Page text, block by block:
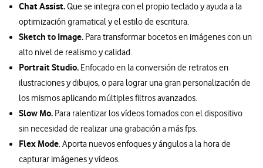
Chat Assist.Que se integra con el propio teclado y ayuda a la
optimización gramatical y el estilo de escritura.
Sketch to Image. Para transformar bocetos en imágenes con un
alto nivel de realismo y calidad.
Portrait Studio. Enfocado en la conversión de retratos en
ilustraciones y dibujos, o para lograr una gran personalización de
los mismos aplicando múltiples filtros avanzados.
Slow Mo. Para ralentizar los vídeos tomados con el dispositivo
sin necesidad de realizar una grabación a más fps.
Flex Mode. Aporta nuevos enfoques y ángulos a la hora de
capturar imágenes y vídeos.